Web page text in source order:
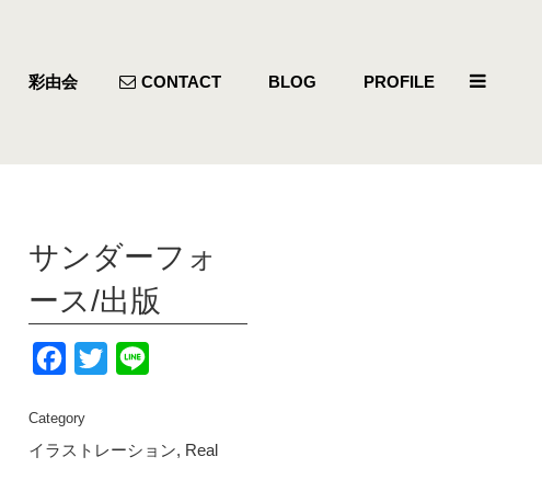
彩由会 CONTACT BLOG PROFILE
サンダーフォ
ース/出版
Facebook
Twitter
Category
イラストレーション, Real